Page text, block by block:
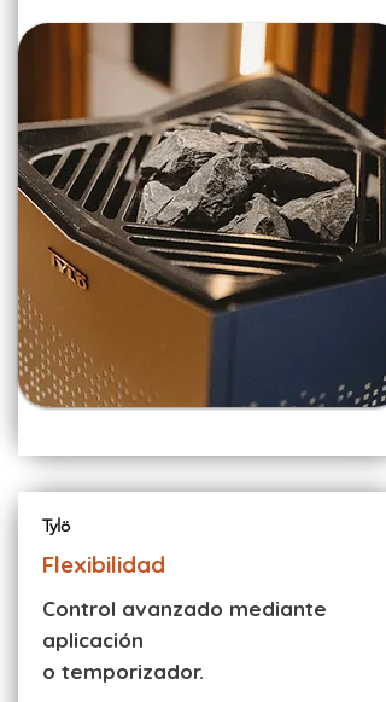
Tylö
Flexibilidad
Control avanzado mediante
aplicación
o temporizador.